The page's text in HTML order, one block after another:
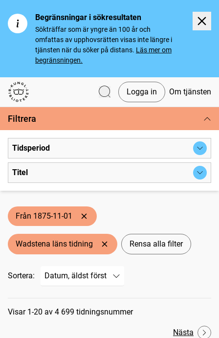
Begränsningar i sökresultaten
Sökträffar som är yngre än 100 år och
omfattas av upphovsrätten visas inte längre i
tjänsten när du söker på distans. Läs mer om
begränsningen.
Svenska tidningar
Logga in Om tjänsten
Filtrera
Tidsperiod
Titel
Från 1875-11-01
Wadstena läns tidning Rensa alla filter
Sortera:
Sökresultat
Visar 1-20 av 4 699 tidningsnummer
Nästa